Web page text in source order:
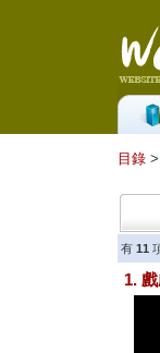
目錄 >
有 11
1.